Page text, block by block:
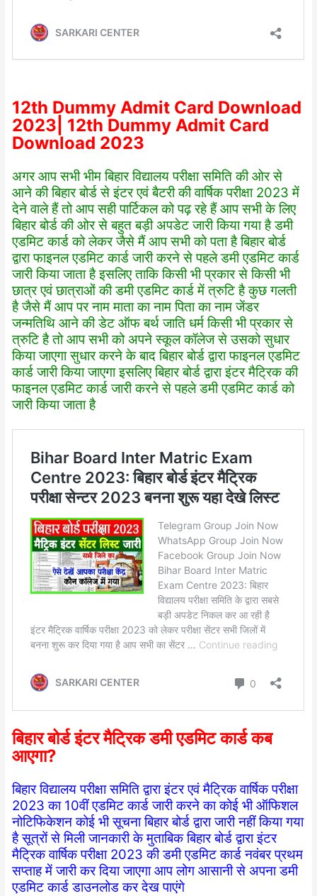
12th Dummy Admit Card Download
2023| 12th Dummy Admit Card
Download 2023
अगर आप सभी भीम बिहार विद्यालय परीक्षा समिति की ओर से
आने की बिहार बोर्ड से इंटर एवं बैटरी की वार्षिक परीक्षा 2023 में
देने वाले हैं तो आप सही पार्टिकल को पढ़ रहे हैं आप सभी के लिए
बिहार बोर्ड की ओर से बहुत बड़ी अपडेट जारी किया गया है डमी
एडमिट कार्ड को लेकर जैसे मैं आप सभी को पता है बिहार बोर्ड
द्वारा फाइनल एडमिट कार्ड जारी करने से पहले डमी एडमिट कार्ड
जारी किया जाता है इसलिए ताकि किसी भी प्रकार से किसी भी
छात्र एवं छात्राओं की डमी एडमिट कार्ड में त्रुटि है कुछ गलती
है जैसे मैं आप पर नाम माता का नाम पिता का नाम जेंडर
जन्मतिथि आने की डेट ऑफ बर्थ जाति धर्म किसी भी प्रकार से
त्रुटि है तो आप सभी को अपने स्कूल कॉलेज से उसको सुधार
किया जाएगा सुधार करने के बाद बिहार बोर्ड द्वारा फाइनल एडमिट
कार्ड जारी किया जाएगा इसलिए बिहार बोर्ड द्वारा इंटर मैट्रिक की
फाइनल एडमिट कार्ड जारी करने से पहले डमी एडमिट कार्ड को
जारी किया जाता है
बिहार बोर्ड इंटर मैट्रिक डमी एडमिट कार्ड कब
आएगा?
बिहार विद्यालय परीक्षा समिति द्वारा इंटर एवं मैट्रिक वार्षिक परीक्षा
2023 का 10वीं एडमिट कार्ड जारी करने का कोई भी ऑफिशल
नोटिफिकेशन कोई भी सूचना बिहार बोर्ड द्वारा जारी नहीं किया गया
है सूत्रों से मिली जानकारी के मुताबिक बिहार बोर्ड द्वारा इंटर
मैट्रिक वार्षिक परीक्षा 2023 की डमी एडमिट कार्ड नवंबर प्रथम
सप्ताह में जारी कर दिया जाएगा आप लोग आसानी से अपना डमी
एडमिट कार्ड डाउनलोड कर देख पाएंगे